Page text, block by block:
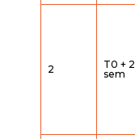
2
T0 + 2
sem